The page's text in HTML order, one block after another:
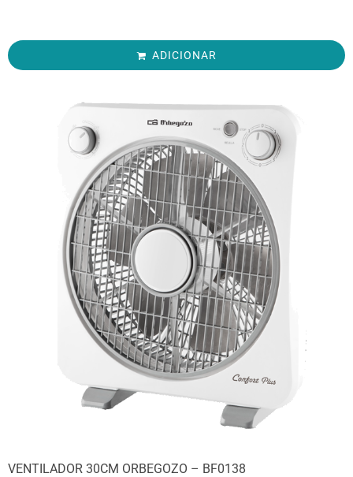
ADICIONAR
VENTILADOR 30CM ORBEGOZO – BF0138